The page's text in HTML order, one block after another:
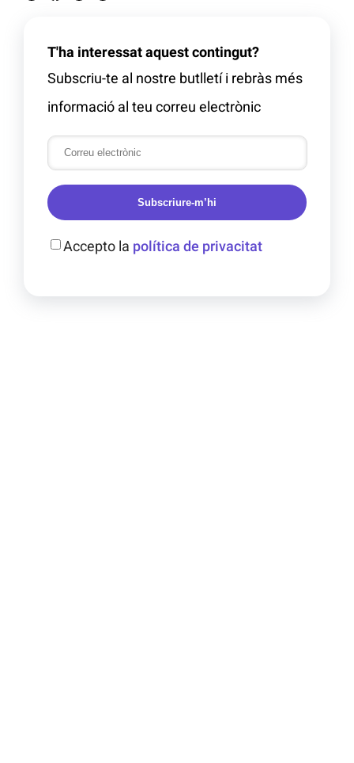
T'ha interessat aquest contingut?
Subscriu-te al nostre butlletí i rebràs més
informació al teu correu electrònic
Subscriure-m’hi
Accepto la política de privacitat